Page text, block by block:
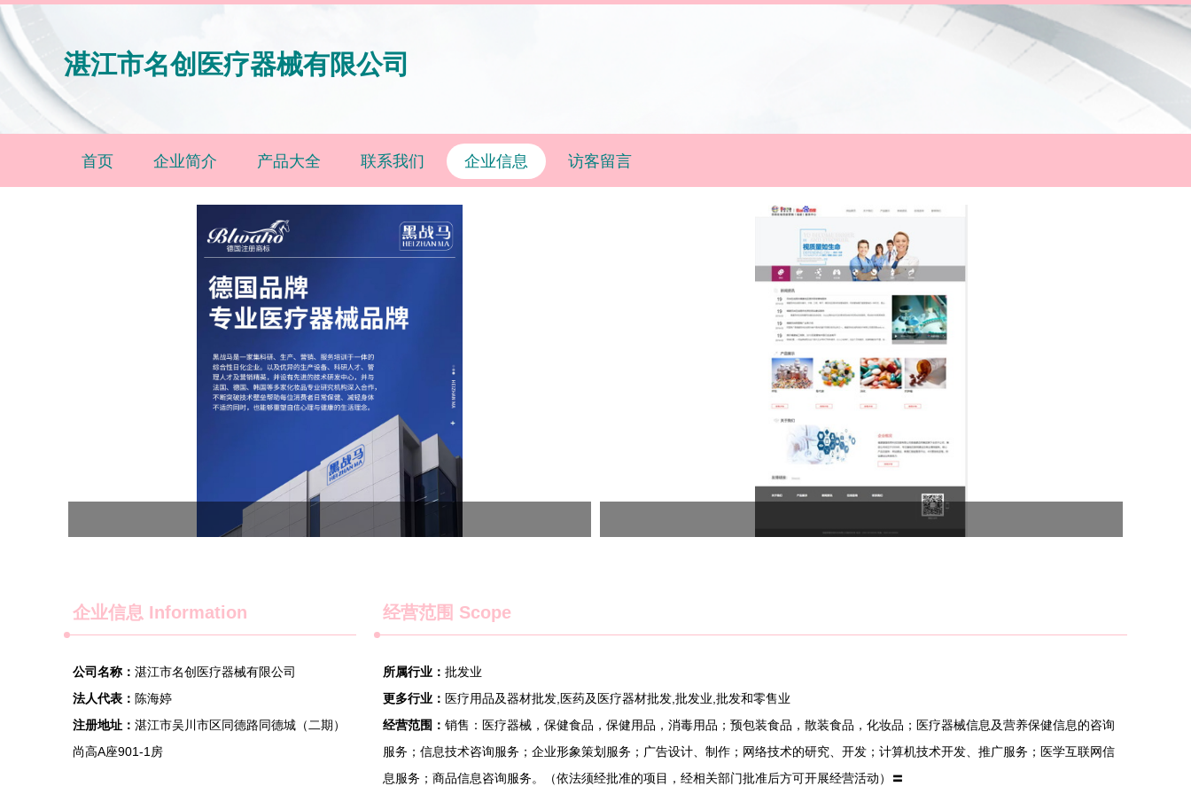
湛江市名创医疗器械有限公司
首页 企业简介 产品大全 联系我们 企业信息 访客留言
企业信息 Information
公司名称： 湛江市名创医疗器械有限公司
法人代表： 陈海婷
注册地址： 湛江市吴川市区同德路同德城（二期）
尚高A座901-1房
经营范围 Scope
所属行业： 批发业
更多行业： 医疗用品及器材批发,医药及医疗器材批发,批发业,批发和零售业
经营范围： 销售：医疗器械，保健食品，保健用品，消毒用品；预包装食品，散装食品，化妆品；医疗器械信息及营养保健信息的咨询
服务；信息技术咨询服务；企业形象策划服务；广告设计、制作；网络技术的研究、开发；计算机技术开发、推广服务；医学互联网信
息服务；商品信息咨询服务。（依法须经批准的项目，经相关部门批准后方可开展经营活动）〓